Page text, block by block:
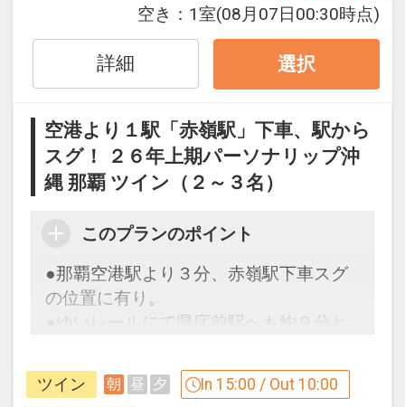
す。２９日前以降の人数変更、おとな・
こどもの内訳変更はできません。
食事のご案内
なる場合がございます。
30日
17146145
空き： 1室(08月07日00:30時点)
詳細 選択
空港より１駅「赤嶺駅」下車、駅から
スグ！ ２６年上期パーソナリップ沖
縄 那覇 ツイン（２～３名）
このプランのポイント
●那覇空港駅より３分、赤嶺駅下車スグ
の位置に有り。
●ゆいレールにて県庁前駅へも約９分と
●ビジネスに観光といった幅広いニーズ
に対応出来ます。
ツイン 朝 昼 夕 In 15:00 / Out 10:00